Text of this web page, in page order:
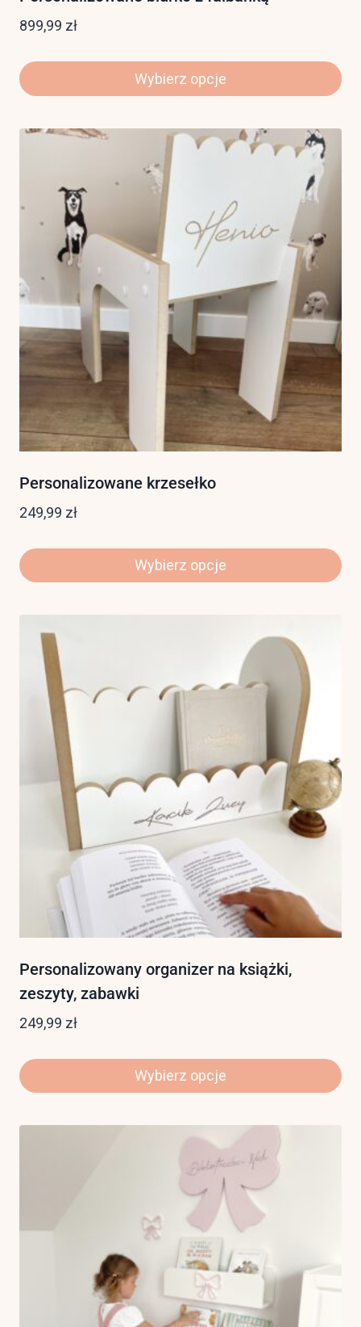
899,99 zł
Wybierz opcje
Personalizowane krzesełko
249,99 zł
Wybierz opcje
Personalizowany organizer na książki,
zeszyty, zabawki
249,99 zł
Wybierz opcje